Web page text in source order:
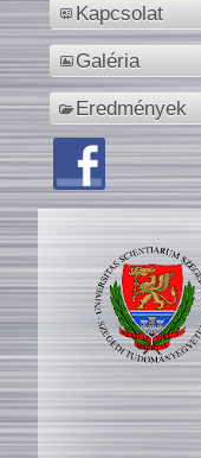
Kapcsolat
Galéria
Eredmények